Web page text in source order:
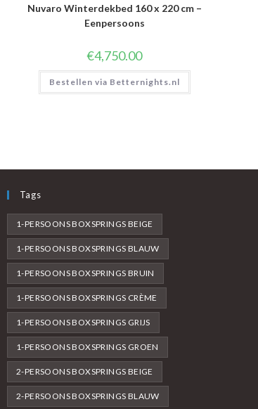
Nuvaro Winterdekbed 160 x 220 cm –
Eenpersoons
€4,750.00
Bestellen via Betternights.nl
Tags
1-PERSOONS BOXSPRINGS BEIGE
1-PERSOONS BOXSPRINGS BLAUW
1-PERSOONS BOXSPRINGS BRUIN
1-PERSOONS BOXSPRINGS CRÈME
1-PERSOONS BOXSPRINGS GRIJS
1-PERSOONS BOXSPRINGS GROEN
2-PERSOONS BOXSPRINGS BEIGE
2-PERSOONS BOXSPRINGS BLAUW